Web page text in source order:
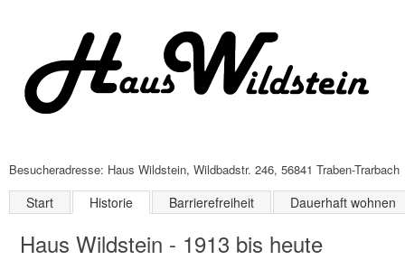
Besucheradresse: Haus Wildstein, Wildbadstr. 246, 56841 Traben-Trarbach
Start Historie Barrierefreiheit Dauerhaft wohnen
Haus Wildstein - 1913 bis heute